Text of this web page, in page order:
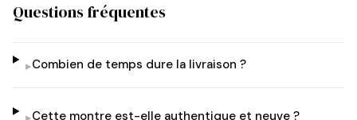
Questions fréquentes
▸Combien de temps dure la livraison ?
Cette montre est-elle authentique et neuve ?